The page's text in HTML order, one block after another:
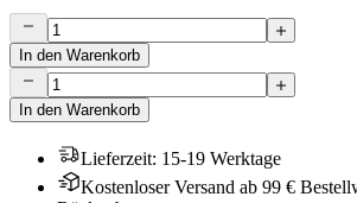
In den Warenkorb
In den Warenkorb
Lieferzeit: 15-19 Werktage
Kostenloser Versand ab 99 €